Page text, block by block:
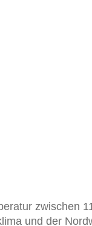
zwischen
und der